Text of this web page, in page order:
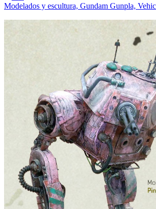
Modelados y escultura, Gundam Gunpla,